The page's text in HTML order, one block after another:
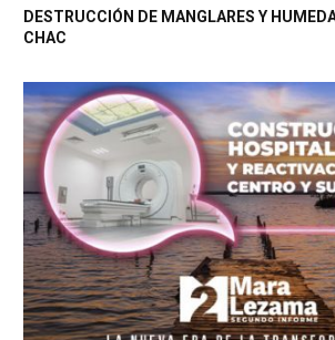
DESTRUCCIÓN DE MANGLARES Y
CHAC